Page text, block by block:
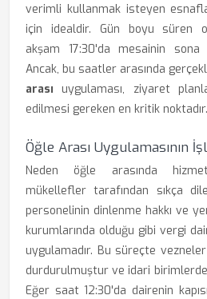
verimli kullanmak isteyen
için idealdir. Gün boyu süren
akşam 17:30'da mesainin sona
Ancak, bu saatler arasında
arası uygulaması, ziyaret
edilmesi gereken en kritik noktadır.
Öğle Arası Uygulamasının
Neden öğle arasında
mükellefler tarafından sıkça
personelinin dinlenme hakkı ve
kurumlarında olduğu gibi vergi
uygulamadır. Bu süreçte
durdurulmuştur ve idari birimlerde
Eğer saat 12:30'da dairenin